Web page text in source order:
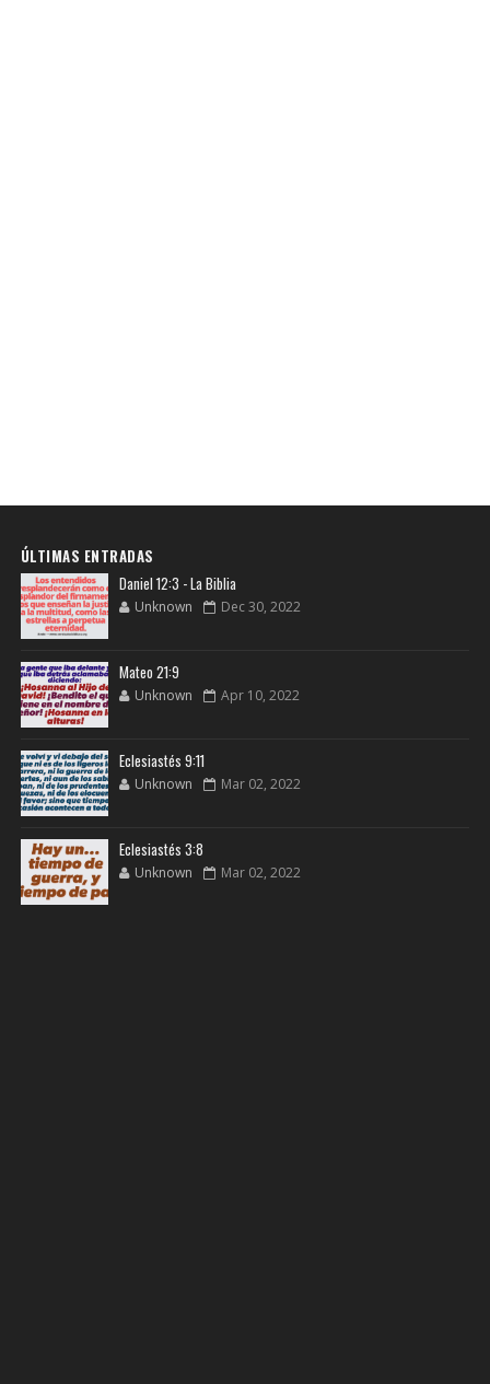
ÚLTIMAS ENTRADAS
Daniel 12:3 - La Biblia
Unknown Dec 30, 2022
Mateo 21:9
Unknown Apr 10, 2022
Eclesiastés 9:11
Unknown Mar 02, 2022
Eclesiastés 3:8
Unknown Mar 02, 2022